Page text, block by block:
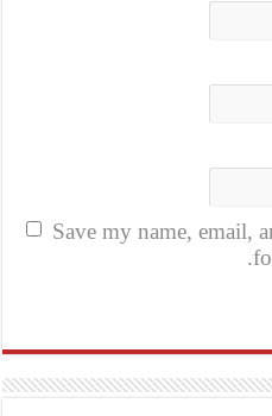
Save my name, email,